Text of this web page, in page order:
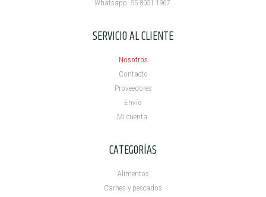
Whatsapp: 55 8051 1967
SERVICIO AL CLIENTE
Nosotros
Contacto
Proveedores
Envío
Mi cuenta ​
CATEGORÍAS
Alimentos
Carnes y pescados